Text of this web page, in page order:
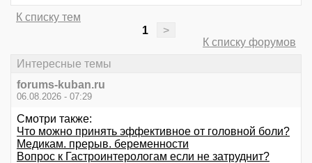
К списку тем
1
>
К списку форумов
Интересные темы
forums-kuban.ru
06.08.2026 - 07:29
Смотри также:
Что можно принять эффективное от головной боли?
Медикам. прерыв. беременности
Вопрос к Гастроинтерологам если не затруднит?